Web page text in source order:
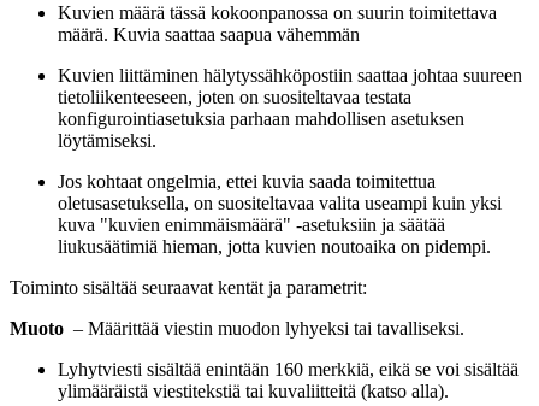
Kuvien määrä tässä kokoonpanossa on suurin toimitettava
määrä. Kuvia saattaa saapua vähemmän
Kuvien liittäminen hälytyssähköpostiin saattaa johtaa suureen
tietoliikenteeseen, joten on suositeltavaa testata
konfigurointiasetuksia parhaan mahdollisen asetuksen
löytämiseksi.
Jos kohtaat ongelmia, ettei kuvia saada toimitettua
oletusasetuksella, on suositeltavaa valita useampi kuin yksi
kuva "kuvien enimmäismäärä" -asetuksiin ja säätää
liukusäätimiä hieman, jotta kuvien noutoaika on pidempi.
Toiminto sisältää seuraavat kentät ja parametrit:
Muoto – Määrittää viestin muodon lyhyeksi tai tavalliseksi.
Lyhytviesti sisältää enintään 160 merkkiä, eikä se voi sisältää
ylimääräistä viestitekstiä tai kuvaliitteitä (katso alla).